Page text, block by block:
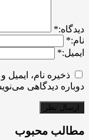
ديدگاه:*
نام:*
ایمیل:*
ذخیره نام،
دوباره دیدگاهی
مطالب محبوب